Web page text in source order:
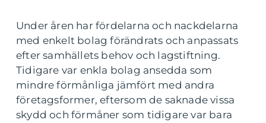
Under åren har fördelarna och nackdelarna
med enkelt bolag förändrats och anpassats
efter samhällets behov och lagstiftning.
Tidigare var enkla bolag ansedda som
mindre förmånliga jämfört med andra
företagsformer, eftersom de saknade vissa
skydd och förmåner som tidigare var bara